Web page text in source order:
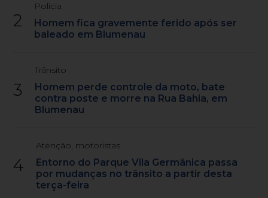
2
Polícia
Homem fica gravemente ferido após ser
baleado em Blumenau
3
Trânsito
Homem perde controle da moto, bate
contra poste e morre na Rua Bahia, em
Blumenau
4
Atenção, motoristas
Entorno do Parque Vila Germânica passa
por mudanças no trânsito a partir desta
terça-feira